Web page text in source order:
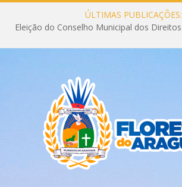
ÚLTIMAS PUBLICAÇÕES: